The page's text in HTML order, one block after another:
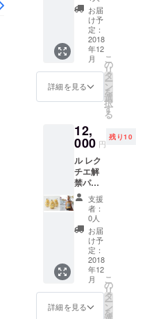
チエ２
kg（5〜
6玉）×1
箱を送
付させ
て頂き
ます。
また会
場内に
個人ま
業名を
掲示し
た花輪
を置か
せて頂
きま
す。 実
際にお
越しい
ただけ
ない方
向けに
なりま
す。
お届
け予
定：
2018
年12
月
詳細を見る
こ
の
リ
タ
ー
ン
を
選
択
す
る
12,
000 円
残り10
ル レク
チエ解
禁パー
ティー
「よん
でるな
いと」
の参加
券とな
りま
す。ま
た、の
ちにル
レクチ
エ
支援
者：
0人
お届
け予
定：
2018
年12
月
詳細を見る
こ
の
リ
タ
ー
ン
を